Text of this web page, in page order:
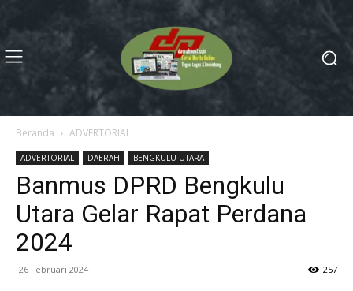
Beranda ADVERTORIAL
ADVERTORIAL DAERAH BENGKULU UTARA
Banmus DPRD Bengkulu
Utara Gelar Rapat Perdana
2024
26 Februari 2024 257